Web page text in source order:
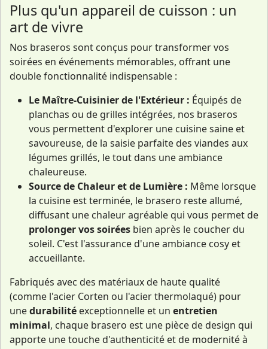
Plus qu'un appareil de cuisson : un
art de vivre
Nos braseros sont conçus pour transformer vos
soirées en événements mémorables, offrant une
double fonctionnalité indispensable :
Le Maître-Cuisinier de l'Extérieur : Équipés de
planchas ou de grilles intégrées, nos braseros
vous permettent d'explorer une cuisine saine et
savoureuse, de la saisie parfaite des viandes aux
légumes grillés, le tout dans une ambiance
chaleureuse.
Source de Chaleur et de Lumière : Même lorsque
la cuisine est terminée, le brasero reste allumé,
diffusant une chaleur agréable qui vous permet de
prolonger vos soirées bien après le coucher du
soleil. C'est l'assurance d'une ambiance cosy et
accueillante.
Fabriqués avec des matériaux de haute qualité
(comme l'acier Corten ou l'acier thermolaqué) pour
unedurabilité exceptionnelle et un entretien
minimal, chaque brasero est une pièce de design qui
apporte une touche d'authenticité et de modernité à